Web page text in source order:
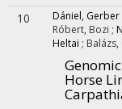
10 Dániel, Gerber
Róbert, Bozi ;
Heltai ;
Horse